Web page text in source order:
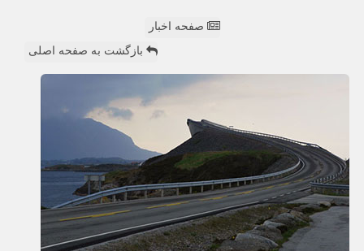
صفحه اخبار
بازگشت به صفحه اصلی